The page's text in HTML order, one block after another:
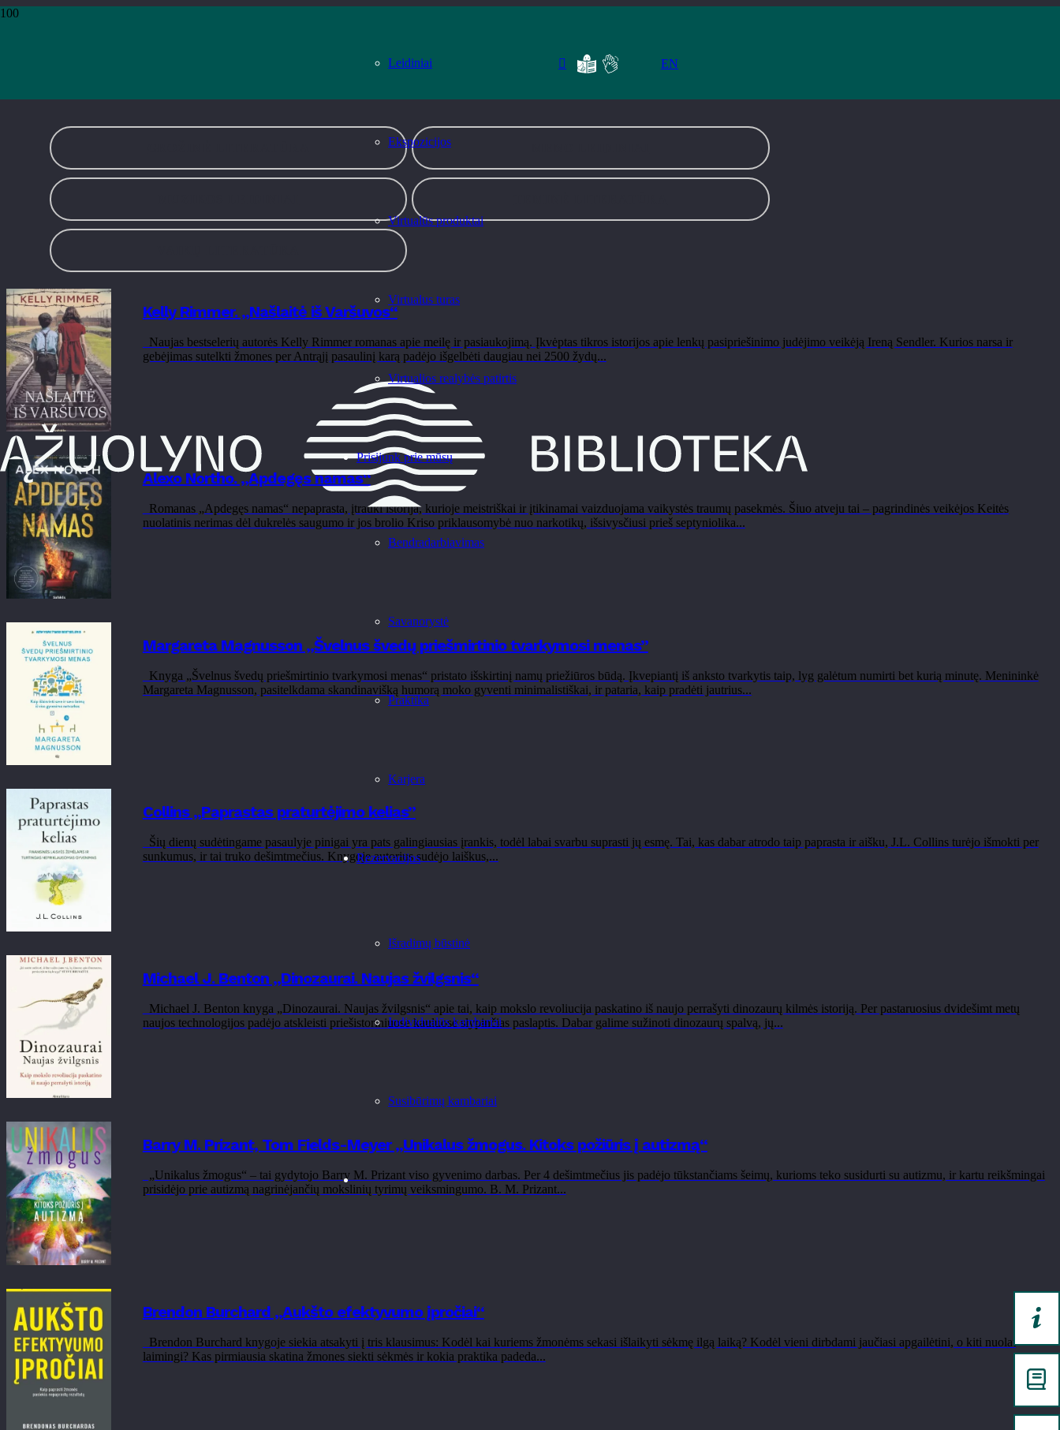
Leidiniai
Ekspozicijos
Virtualūs produktai
Virtualus turas
Virtualios realybės patirtis
Prisijunk prie mūsų
Bendradarbiavimas
Savanorystė
Praktika
Karjera
Rezervacijos
Išradimų būstinė
Individualūs kambariai
Susibūrimų kambariai
EN
Pradžia
Kelly Rimmer. „Našlaitė iš Varšuvos“
Naujas bestselerių autorės Kelly Rimmer romanas apie meilę ir pasiaukojimą. Įkvėptas tikros istorijos apie lenkų pasipriešinimo judėjimo veikėją Ireną Sendler. Kurios narsa ir
gebėjimas sutelkti žmones per Antrąjį pasaulinį karą padėjo išgelbėti daugiau nei 2500 žydų...
Alexo Northo. „Apdegęs namas“
Romanas „Apdegęs namas“ nepaprasta, įtrauki istorija, kurioje meistriškai ir įtikinamai vaizduojama vaikystės traumų pasekmės. Šiuo atveju tai – pagrindinės veikėjos Keitės
nuolatinis nerimas dėl dukrelės saugumo ir jos brolio Kriso priklausomybė nuo narkotikų, išsivysčiusi prieš septyniolika...
Margareta Magnusson „Švelnus švedų priešmirtinio tvarkymosi menas”
Knyga „Švelnus švedų priešmirtinio tvarkymosi menas“ pristato išskirtinį namų priežiūros būdą. Įkvepiantį iš anksto tvarkytis taip, lyg galėtum numirti bet kurią minutę. Menininkė
Margareta Magnusson, pasitelkdama skandinavišką humorą moko gyventi minimalistiškai, ir pataria, kaip pradėti jautrius...
Collins „Paprastas praturtėjimo kelias”
Šių dienų sudėtingame pasaulyje pinigai yra pats galingiausias įrankis, todėl labai svarbu suprasti jų esmę. Tai, kas dabar atrodo taip paprasta ir aišku, J.L. Collins turėjo išmokti per
sunkumus, ir tai truko dešimtmečius. Knygoje autorius sudėjo laiškus,...
Michael J. Benton „Dinozaurai. Naujas žvilgsnis“
Michael J. Benton knyga „Dinozaurai. Naujas žvilgsnis“ apie tai, kaip mokslo revoliucija paskatino iš naujo perrašyti dinozaurų kilmės istoriją. Per pastaruosius dvidešimt metų
naujos technologijos padėjo atskleisti priešistoriniuose kauluose slypinčias paslaptis. Dabar galime sužinoti dinozaurų spalvą, jų...
Barry M. Prizant, Tom Fields-Meyer „Unikalus žmogus. Kitoks požiūris į autizmą“
„Unikalus žmogus“ – tai gydytojo Barry M. Prizant viso gyvenimo darbas. Per 4 dešimtmečius jis padėjo tūkstančiams šeimų, kurioms teko susidurti su autizmu, ir kartu reikšmingai
prisidėjo prie autizmą nagrinėjančių mokslinių tyrimų veiksmingumo. B. M. Prizant...
Brendon Burchard „Aukšto efektyvumo įpročiai“
Brendon Burchard knygoje siekia atsakyti į tris klausimus: Kodėl kai kuriems žmonėms sekasi išlaikyti sėkmę ilgą laiką? Kodėl vieni dirbdami jaučiasi apgailėtini, o kiti nuolat
laimingi? Kas pirmiausia skatina žmones siekti sėkmės ir kokia praktika padeda...